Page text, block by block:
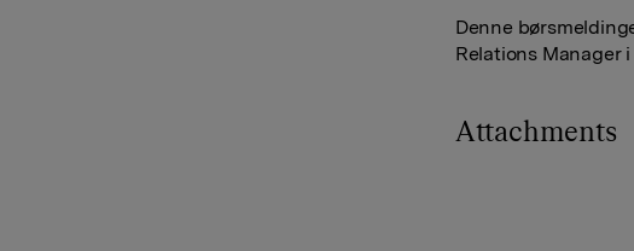
Denne
Relations Manager
Attachments